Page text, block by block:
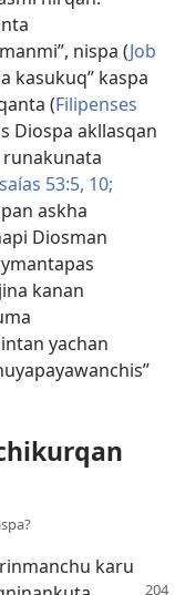
nispa (Job
kasukuq” kaspa
(Filipenses
Diospa akllasqan
runakunata
53:5, 10;
askha
Diosman
kanan
yachan
karu